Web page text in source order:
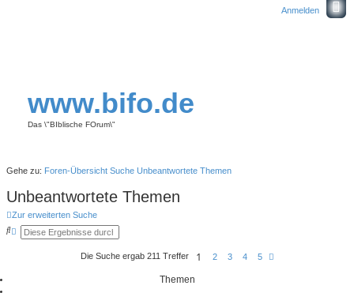
Anmelden
www.bifo.de
Das \"BIblische FOrum\"
Gehe zu: Foren-Übersicht Suche Unbeantwortete Themen
Unbeantwortete Themen
Zur erweiterten Suche
S E
Die Suche ergab 211 Treffer 1 2 3 4 5
Themen